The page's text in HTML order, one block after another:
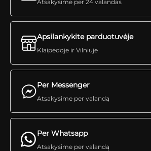
Per Messenger
Atsakysime per valandą
Atsakysime per 24 valandas
Apsilankykite parduotuvėje
Klaipėdoje ir Vilniuje
Per Whatsapp
Atsakysime per valandą